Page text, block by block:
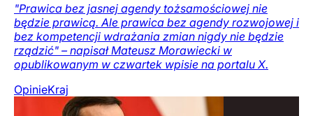
"Prawica bez jasnej agendy tożsamościowej nie
będzie prawicą. Ale prawica bez agendy rozwojowej i
bez kompetencji wdrażania zmian nigdy nie będzie
rządzić" – napisał Mateusz Morawiecki w
opublikowanym w czwartek wpisie na portalu X.
OpinieKraj